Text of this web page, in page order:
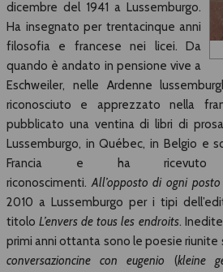
dicembre del 1941 a Lussemburgo.
Ha insegnato per trentacinque anni
filosofia e francese nei licei. Da
quando è andato in pensione vive a
Eschweiler, nelle Ardenne
riconosciuto e apprezzato nella
pubblicato una ventina di libri di
Lussemburgo, in Québec, in Belgio e
Francia e ha ricevuto
riconoscimenti.All’opposto di ogni posto
2010 a Lussemburgo per i tipi
titoloL’envers de tous les endroits.
primi anni ottanta sono le poesie
conversazioncine con eugenio (kleine